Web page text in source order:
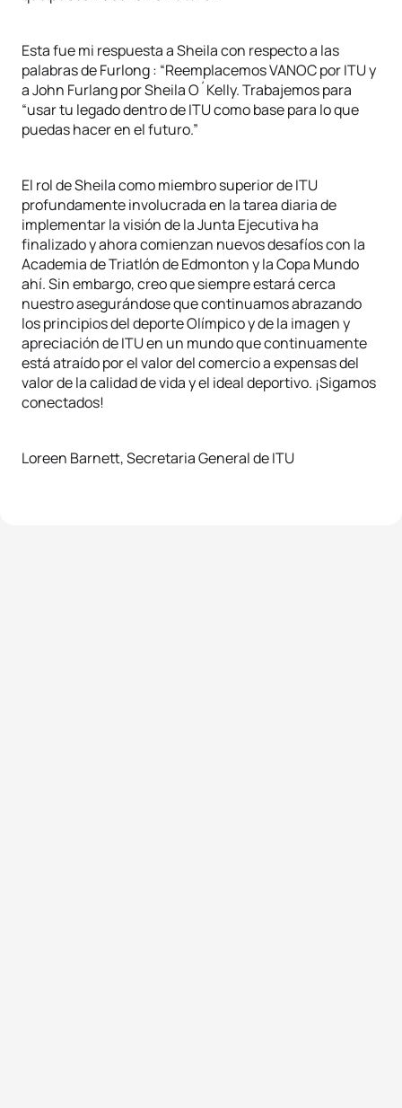
Esta fue mi respuesta a Sheila con respecto a las
palabras de Furlong : “Reemplacemos VANOC por ITU y
a John Furlang por Sheila O´Kelly. Trabajemos para
“usar tu legado dentro de ITU como base para lo que
puedas hacer en el futuro.”
El rol de Sheila como miembro superior de ITU
profundamente involucrada en la tarea diaria de
implementar la visión de la Junta Ejecutiva ha
finalizado y ahora comienzan nuevos desafíos con la
Academia de Triatlón de Edmonton y la Copa Mundo
ahí. Sin embargo, creo que siempre estará cerca
nuestro asegurándose que continuamos abrazando
los principios del deporte Olímpico y de la imagen y
apreciación de ITU en un mundo que continuamente
está atraído por el valor del comercio a expensas del
valor de la calidad de vida y el ideal deportivo. ¡Sigamos
conectados!
Loreen Barnett, Secretaria General de ITU